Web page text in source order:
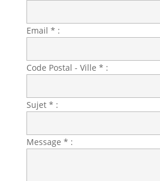
Email * :
Code Postal - Ville * :
Sujet * :
Message * :